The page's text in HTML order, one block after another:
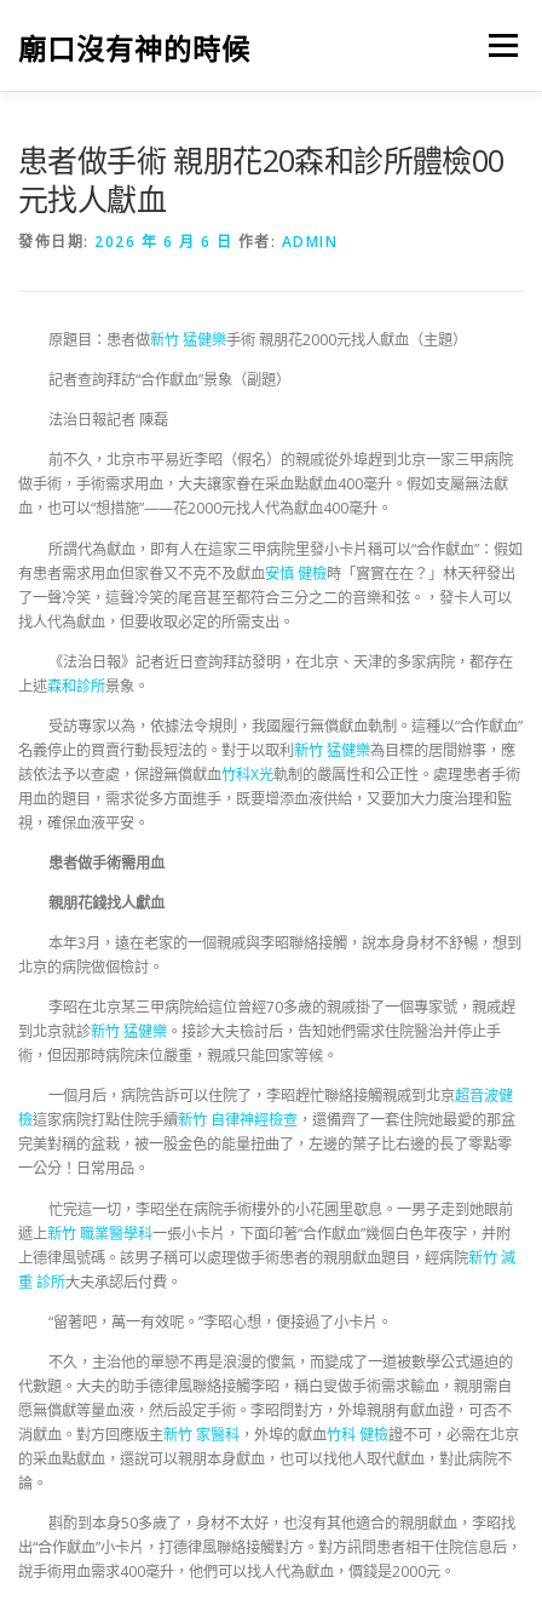
廟口沒有神的時候 選單
患者做手術 親朋花20森和診所體檢00
元找人獻血
發佈日期: 2026 年 6 月 6 日 作者: ADMIN
原題目：患者做新竹 猛健樂手術 親朋花2000元找人獻血（主題）
記者查詢拜訪“合作獻血”景象（副題）
法治日報記者 陳磊
前不久，北京市平易近李昭（假名）的親戚從外埠趕到北京一家三甲病院
做手術，手術需求用血，大夫讓家眷在采血點獻血400毫升。假如支屬無法獻
血，也可以“想措施”——花2000元找人代為獻血400毫升。
所謂代為獻血，即有人在這家三甲病院里發小卡片稱可以“合作獻血”：假如
有患者需求用血但家眷又不克不及獻血安慎 健檢時「實實在在？」林天秤發出
了一聲冷笑，這聲冷笑的尾音甚至都符合三分之二的音樂和弦。，發卡人可以
找人代為獻血，但要收取必定的所需支出。
《法治日報》記者近日查詢拜訪發明，在北京、天津的多家病院，都存在
上述森和診所景象。
受訪專家以為，依據法令規則，我國履行無償獻血軌制。這種以“合作獻血”
名義停止的買賣行動長短法的。對于以取利新竹 猛健樂為目標的居間辦事，應
該依法予以查處，保證無償獻血竹科X光軌制的嚴厲性和公正性。處理患者手術
用血的題目，需求從多方面進手，既要增添血液供給，又要加大力度治理和監
視，確保血液平安。
患者做手術需用血
親朋花錢找人獻血
本年3月，遠在老家的一個親戚與李昭聯絡接觸，說本身身材不舒暢，想到
北京的病院做個檢討。
李昭在北京某三甲病院給這位曾經70多歲的親戚掛了一個專家號，親戚趕
到北京就診新竹 猛健樂 。接診大夫檢討后，告知她們需求住院醫治并停止手
術，但因那時病院床位嚴重，親戚只能回家等候。
一個月后，病院告訴可以住院了，李昭趕忙聯絡接觸親戚到北京超音波健
檢這家病院打點住院手續新竹 自律神經檢查 ，還備齊了一套住院她最愛的那盆
完美對稱的盆栽，被一股金色的能量扭曲了，左邊的葉子比右邊的長了零點零
一公分！日常用品。
忙完這一切，李昭坐在病院手術樓外的小花圃里歇息。一男子走到她眼前
遞上新竹 職業醫學科一張小卡片，下面印著“合作獻血”幾個白色年夜字，并附
上德律風號碼。該男子稱可以處理做手術患者的親朋獻血題目，經病院新竹 減
重 診所大夫承認后付費。
“留著吧，萬一有效呢。”李昭心想，便接過了小卡片。
不久，主治他的單戀不再是浪漫的傻氣，而變成了一道被數學公式逼迫的
代數題。大夫的助手德律風聯絡接觸李昭，稱白叟做手術需求輸血，親朋需自
愿無償獻等量血液，然后設定手術。李昭問對方，外埠親朋有獻血證，可否不
消獻血。對方回應版主新竹 家醫科 ，外埠的獻血竹科 健檢證不可，必需在北京
的采血點獻血，還說可以親朋本身獻血，也可以找他人取代獻血，對此病院不
論。
斟酌到本身50多歲了，身材不太好，也沒有其他適合的親朋獻血，李昭找
出“合作獻血”小卡片，打德律風聯絡接觸對方。對方訊問患者相干住院信息后，
說手術用血需求400毫升，他們可以找人代為獻血，價錢是2000元。